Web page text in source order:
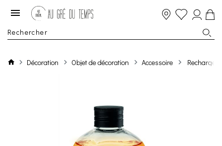
Décoration Objet de décoration Accessoire Recharge